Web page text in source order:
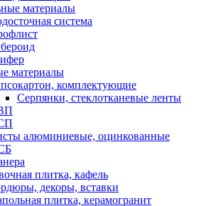
материалы
система
материалы
комплектующие
Серпянки, стеклотканевые ленты
алюминиевые, оцинкованные
плитка, кафель
декоры, вставки
плитка, керамогранит